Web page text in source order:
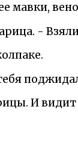
мавки,
-
И